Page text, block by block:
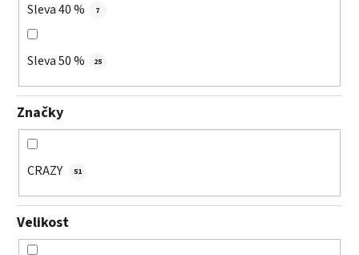
Sleva 40 % 7
Sleva 50 % 25
Značky
CRAZY 51
Velikost